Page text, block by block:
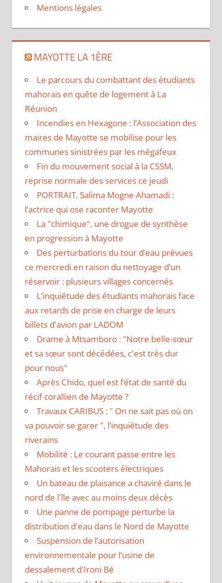
Mentions légales
MAYOTTE LA 1ÈRE
Le parcours du combattant des étudiants
mahorais en quête de logement à La
Réunion
Incendies en Hexagone : l’Association des
maires de Mayotte se mobilise pour les
communes sinistrées par les mégafeux
Fin du mouvement social à la CSSM,
reprise normale des services ce jeudi
PORTRAIT. Salima Mogne Ahamadi :
l’actrice qui ose raconter Mayotte
La "chimique", une drogue de synthèse
en progression à Mayotte
Des perturbations du tour d’eau prévues
ce mercredi en raison du nettoyage d’un
réservoir : plusieurs villages concernés
L’inquiétude des étudiants mahorais face
aux retards de prise en charge de leurs
billets d'avion par LADOM
Drame à Mtsamboro : "Notre belle-sœur
et sa sœur sont décédées, c'est très dur
pour nous"
Après Chido, quel est l’état de santé du
récif corallien de Mayotte ?
Travaux CARIBUS : " On ne sait pas où on
va pouvoir se garer ", l’inquiétude des
riverains
Mobilité : Le courant passe entre les
Mahorais et les scooters électriques
Un bateau de plaisance a chaviré dans le
nord de l'île avec au moins deux décès
Une panne de pompage perturbe la
distribution d'eau dans le Nord de Mayotte
Suspension de l’autorisation
environnementale pour l’usine de
dessalement d'Ironi Bé